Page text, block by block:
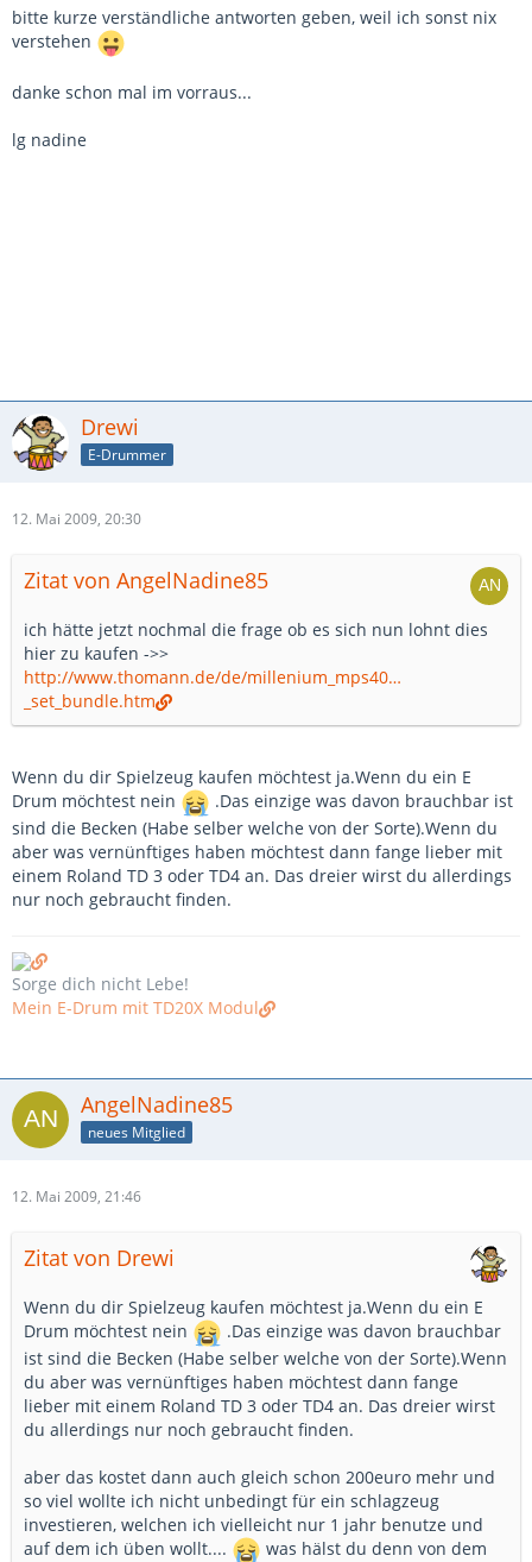
bitte kurze verständliche antworten geben, weil ich sonst nix
verstehen
danke schon mal im vorraus...
lg nadine
Drewi
E-Drummer
12. Mai 2009, 20:30
Zitat von AngelNadine85
ich hätte jetzt nochmal die frage ob es sich nun lohnt dies
hier zu kaufen ->>
http://www.thomann.de/de/millenium_mps40…
_set_bundle.htm
Wenn du dir Spielzeug kaufen möchtest ja.Wenn du ein E
Drum möchtest nein
.Das einzige was davon brauchbar ist
sind die Becken (Habe selber welche von der Sorte).Wenn du
aber was vernünftiges haben möchtest dann fange lieber mit
einem Roland TD 3 oder TD4 an. Das dreier wirst du allerdings
nur noch gebraucht finden.
Sorge dich nicht Lebe!
Mein E-Drum mit TD20X Modul
AngelNadine85
neues Mitglied
12. Mai 2009, 21:46
Zitat von Drewi
Wenn du dir Spielzeug kaufen möchtest ja.Wenn du ein E
Drum möchtest nein
.Das einzige was davon brauchbar
ist sind die Becken (Habe selber welche von der Sorte).Wenn
du aber was vernünftiges haben möchtest dann fange
lieber mit einem Roland TD 3 oder TD4 an. Das dreier wirst
du allerdings nur noch gebraucht finden.
aber das kostet dann auch gleich schon 200euro mehr und
so viel wollte ich nicht unbedingt für ein schlagzeug
investieren, welchen ich vielleicht nur 1 jahr benutze und
auf dem ich üben wollt....
was hälst du denn von dem